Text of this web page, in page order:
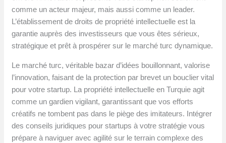
comme un acteur majeur, mais aussi comme un leader.
L’établissement de droits de propriété intellectuelle est la
garantie auprès des investisseurs que vous êtes sérieux,
stratégique et prêt à prospérer sur le marché turc dynamique.
Le marché turc, véritable bazar d’idées bouillonnant, valorise
l’innovation, faisant de la protection par brevet un bouclier vital
pour votre startup. La propriété intellectuelle en Turquie agit
comme un gardien vigilant, garantissant que vos efforts
créatifs ne tombent pas dans le piège des imitateurs. Intégrer
des conseils juridiques pour startups à votre stratégie vous
prépare à naviguer avec agilité sur le terrain complexe des